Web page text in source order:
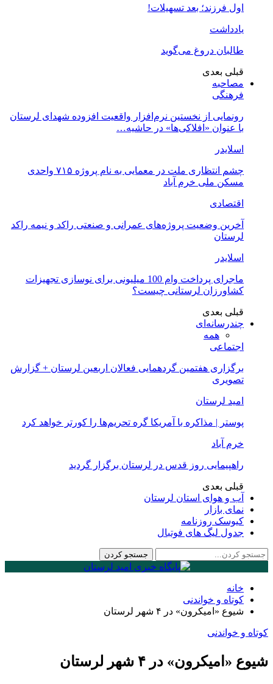
اول فرزند؛ بعد تسهیلات!
یادداشت
طالبان دروغ می‌گوید
قبلی بعدی
مصاحبه
فرهنگی
رونمایی از نخستین نرم‌افزار واقعیت افزوده شهدای لرستان
با عنوان «افلاکی‌ها» در حاشیه…
اسلایدر
چشم انتظاری ملت در معمایی به نام پروژه ۷۱۵ واحدی
مسکن ملی خرم آباد
اقتصادی
آخرین وضعیت پروژه‌های عمرانی و صنعتی راکد و نیمه راکد
لرستان
اسلایدر
ماجرای پرداخت وام 100 میلیونی برای نوسازی تجهیزات
کشاورزان لرستانی چیست؟
قبلی بعدی
چندرسانه‌ای
همه
اجتماعی
برگزاری هفتمین گردهمایی فعالان اربعین لرستان + گزارش
تصویری
امید لرستان
پوستر | مذاکره با آمریکا گره تحریم‌ها را کورتر خواهد کرد
خرم آباد
راهپیمایی روز قدس در لرستان برگزار گردید
قبلی بعدی
آب و هوای استان لرستان
نمای بازار
کیوسک روزنامه
جدول لیگ های فوتبال
خانه
کوتاه و خواندنی
شیوع «امیکرون» در ۴ شهر لرستان
کوتاه و خواندنی
شیوع «امیکرون» در ۴ شهر لرستان